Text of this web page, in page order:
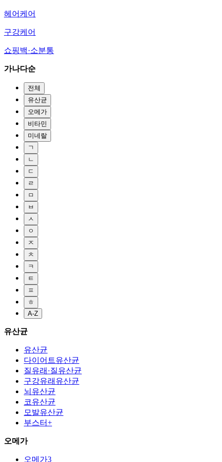
헤어케어
구강케어
쇼핑백·소분통
가나다순
전체
유산균
오메가
비타민
미네랄
ㄱ
ㄴ
ㄷ
ㄹ
ㅁ
ㅂ
ㅅ
ㅇ
ㅈ
ㅊ
ㅋ
ㅌ
ㅍ
ㅎ
A-Z
유산균
유산균
다이어트유산균
질유래·질유산균
구강유래유산균
뇌유산균
코유산균
모발유산균
부스터+
오메가
오메가3